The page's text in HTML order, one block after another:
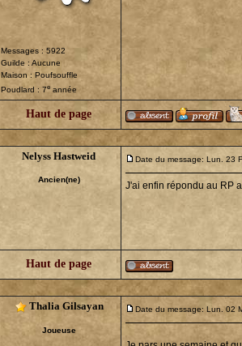
Messages : 5922
Guilde : Aucune
Maison : Poufsouffle
Poudlard : 7e année
Haut de page
Nelyss Hastweid
Ancien(ne)
Date du message: Lun. 23
J'ai enfin répondu au RP
Haut de page
Thalia Gilsayan
Joueuse
Date du message: Lun. 02